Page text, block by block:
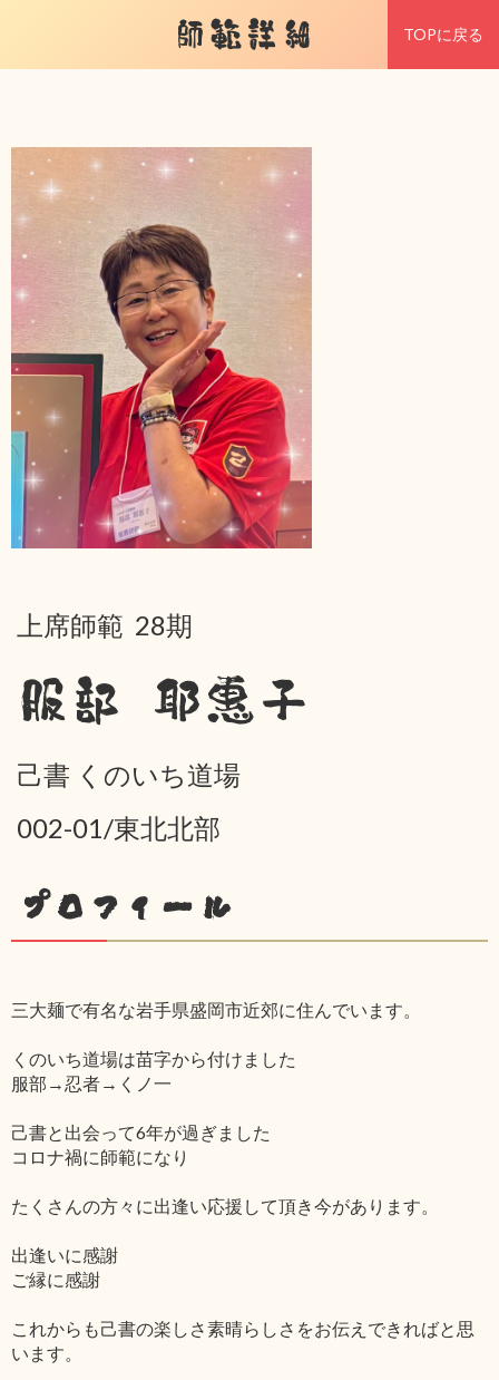
師範詳細 TOPに戻る
上席師範 28期
服部 耶惠子
己書 くのいち道場
002-01/東北北部
プロフィール
三大麺で有名な岩手県盛岡市近郊に住んでいます。
くのいち道場は苗字から付けました
服部→忍者→くノ一
己書と出会って6年が過ぎました
コロナ禍に師範になり
たくさんの方々に出逢い応援して頂き今があります。
出逢いに感謝
ご縁に感謝
これからも己書の楽しさ素晴らしさをお伝えできればと思
います。